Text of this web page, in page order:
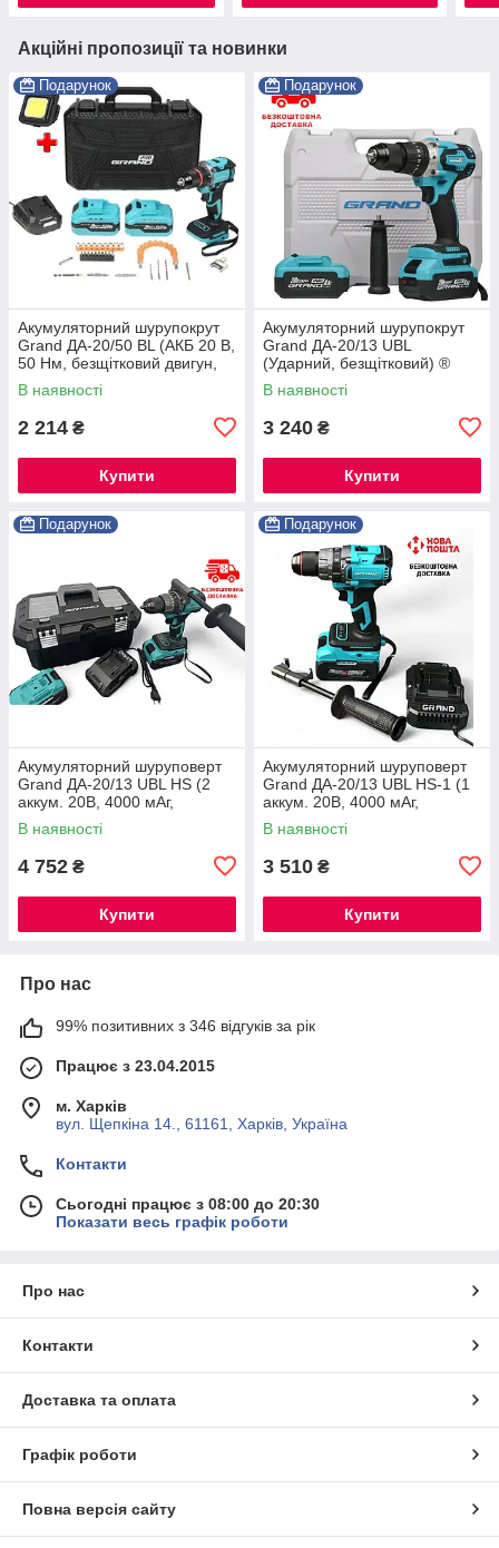
Акційні пропозиції та новинки
Подарунок
Акумуляторний шурупокрут
Grand ДА-20/50 BL (АКБ 20 В,
50 Нм, безщітковий двигун,
патрон 13 мм, у кейсі)
В наявності
2 214 ₴
Купити
Подарунок
Акумуляторний шурупокрут
Grand ДА-20/13 UBL
(Ударний, безщітковий) ®
В наявності
3 240 ₴
Купити
Подарунок
Акумуляторний шуруповерт
Grand ДА-20/13 UBL HS (2
аккум. 20В, 4000 мАг,
Безщітковий, КЕЙС, ЧЕХІЯ) ®
В наявності
4 752 ₴
Купити
Подарунок
Акумуляторний шуруповерт
Grand ДА-20/13 UBL HS-1 (1
аккум. 20В, 4000 мАг,
Безщітковий, ЧЕХІЯ) ®
В наявності
3 510 ₴
Купити
Про нас
99% позитивних з 346 відгуків за рік
Працює з 23.04.2015
м. Харків
вул. Щепкіна 14., 61161, Харків, Україна
Контакти
Сьогодні працює з 08:00 до 20:30
Показати весь графік роботи
Про нас
Контакти
Доставка та оплата
Графік роботи
Повна версія сайту